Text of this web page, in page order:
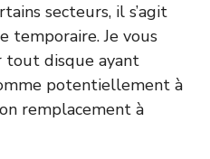
secteurs, il s’agit
temporaire. Je vous
tout disque ayant
potentiellement à
remplacement à